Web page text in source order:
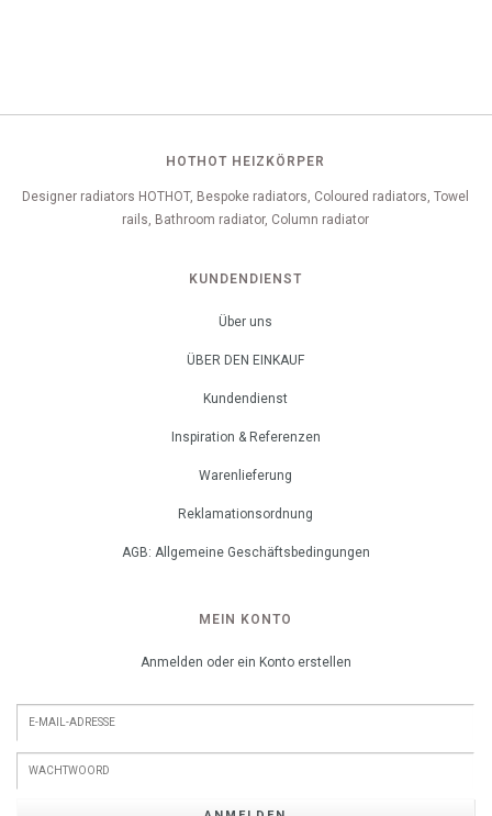
HOTHOT HEIZKÖRPER
Designer radiators HOTHOT, Bespoke radiators, Coloured radiators, Towel
rails, Bathroom radiator, Column radiator
KUNDENDIENST
Über uns
ÜBER DEN EINKAUF
Kundendienst
Inspiration & Referenzen
Warenlieferung
Reklamationsordnung
AGB: Allgemeine Geschäftsbedingungen
MEIN KONTO
Anmelden oder ein Konto erstellen